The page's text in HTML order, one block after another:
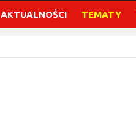
AKTUALNOŚCI TEMATY